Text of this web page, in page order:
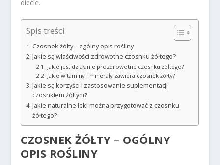
diecie.
Spis treści
Czosnek żółty – ogólny opis rośliny
Jakie są właściwości zdrowotne czosnku żółtego?
Jakie jest działanie prozdrowotne czosnku żółtego?
Jakie witaminy i minerały zawiera czosnek żółty?
Jakie są korzyści i zastosowanie suplementacji
czosnkiem żółtym?
Jakie naturalne leki można przygotować z czosnku
żółtego?
CZOSNEK ŻÓŁTY – OGÓLNY
OPIS ROŚLINY